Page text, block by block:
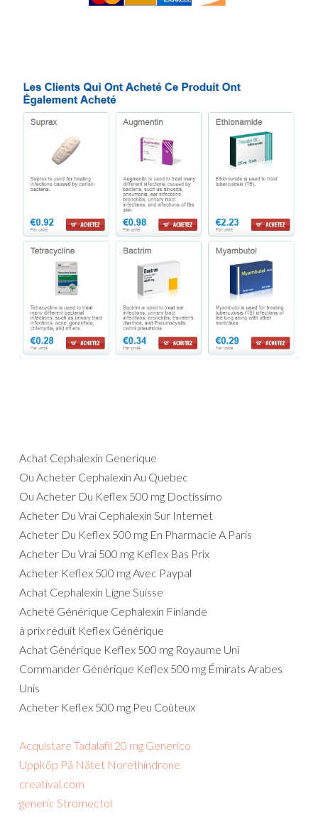
Achat Cephalexin Generique
Ou Acheter Cephalexin Au Quebec
Ou Acheter Du Keflex 500 mg Doctissimo
Acheter Du Vrai Cephalexin Sur Internet
Acheter Du Keflex 500 mg En Pharmacie A Paris
Acheter Du Vrai 500 mg Keflex Bas Prix
Acheter Keflex 500 mg Avec Paypal
Achat Cephalexin Ligne Suisse
Acheté Générique Cephalexin Finlande
à prix réduit Keflex Générique
Achat Générique Keflex 500 mg Royaume Uni
Commander Générique Keflex 500 mg Émirats Arabes
Unis
Acheter Keflex 500 mg Peu Coûteux
Acquistare Tadalafil 20 mg Generico
Uppköp På Nätet Norethindrone
creatival.com
generic Stromectol